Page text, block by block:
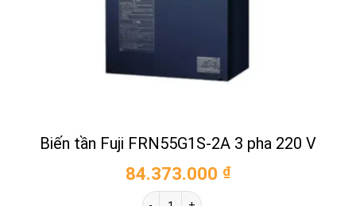
Biến tần Fuji FRN55G1S-2A 3 pha 220 V
84.373.000 ₫
Biến tần Fuji FRN55G1S-2A 3 pha 220 V